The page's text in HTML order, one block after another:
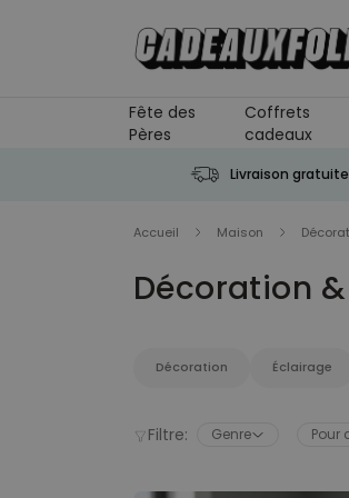
Fête des
Pères
Coffrets
cadeaux
Livraison
Accueil Maison
Décoration
Décoration Éclairage
Filtre: Genre Pour